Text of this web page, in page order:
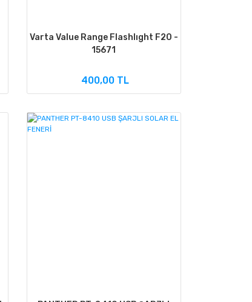
Varta Value Range Flashlıght F20 -
15671
400,00 TL